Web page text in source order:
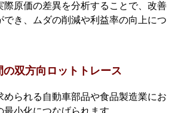
際原価の差異を分析することで、改善
でき、ムダの削減や利益率の向上につ
双方向ロットトレース
められる自動車部品や食品製造業にお
小化につなげられます。